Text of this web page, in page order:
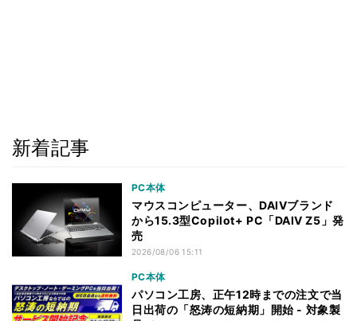
新着記事
PC本体
マウスコンピューター、DAIVブランド
から15.3型Copilot+ PC「DAIV Z5」発
売
2026/08/06 15:11
PC本体
パソコン工房、正午12時までの注文で当
日出荷の「怒涛の短納期」開始 - 対象製